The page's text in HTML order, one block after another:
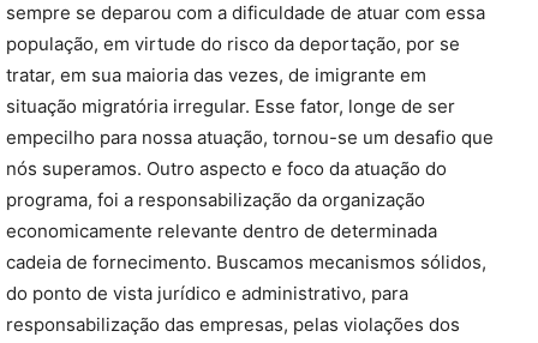
sempre se deparou com a dificuldade de atuar com essa
população, em virtude do risco da deportação, por se
tratar, em sua maioria das vezes, de imigrante em
situação migratória irregular. Esse fator, longe de ser
empecilho para nossa atuação, tornou-se um desafio que
nós superamos. Outro aspecto e foco da atuação do
programa, foi a responsabilização da organização
economicamente relevante dentro de determinada
cadeia de fornecimento. Buscamos mecanismos sólidos,
do ponto de vista jurídico e administrativo, para
responsabilização das empresas, pelas violações dos